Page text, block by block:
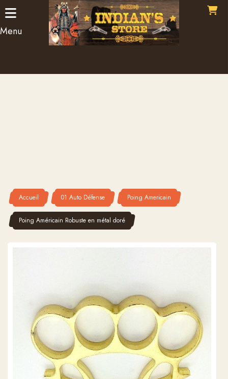
Menu
Accueil 01 Auto Défense Poing Americain
Poing Américain Robuste en métal doré
Panneau de gestion des cookies